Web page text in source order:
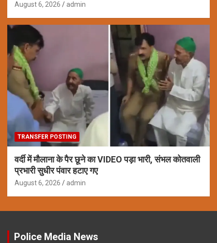
August 6, 2026 admin
TRANSFER POSTING
वर्दी में मौलाना के पैर छूने का VIDEO पड़ा भारी, संभल कोतवाली
प्रभारी सुधीर पंवार हटाए गए
August 6, 2026 admin
Police Media News